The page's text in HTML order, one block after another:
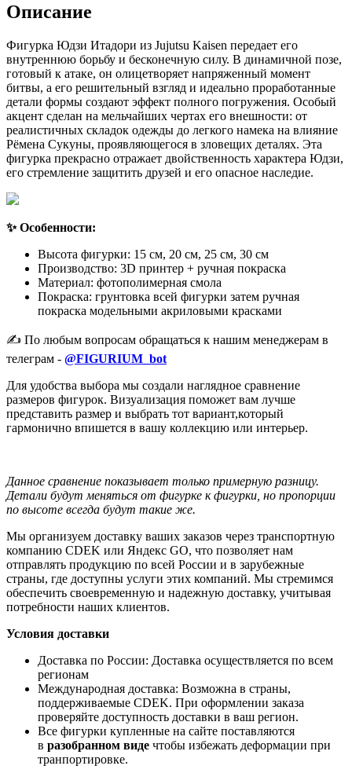
Описание
Фигурка Юдзи Итадори из Jujutsu Kaisen передает его
внутреннюю борьбу и бесконечную силу. В динамичной позе,
готовый к атаке, он олицетворяет напряженный момент
битвы, а его решительный взгляд и идеально проработанные
детали формы создают эффект полного погружения. Особый
акцент сделан на мельчайших чертах его внешности: от
реалистичных складок одежды до легкого намека на влияние
Рёмена Сукуны, проявляющегося в зловещих деталях. Эта
фигурка прекрасно отражает двойственность характера Юдзи,
его стремление защитить друзей и его опасное наследие.
✨ Особенности:
Высота фигурки: 15 см, 20 см, 25 см, 30 см
Производство: 3D принтер + ручная покраска
Материал: фотополимерная смола
Покраска: грунтовка всей фигурки затем ручная
покраска модельными акриловыми красками
✍️ По любым вопросам обращаться к нашим менеджерам в
телеграм - @FIGURIUM_bot
Для удобства выбора мы создали наглядное сравнение
размеров фигурок. Визуализация поможет вам лучше
представить размер и выбрать тот вариант,который
гармонично впишется в вашу коллекцию или интерьер.
Данное сравнение показывает только примерную разницу.
Детали будут меняться от фигурке к фигурки, но пропорции
по высоте всегда будут такие же.
Мы организуем доставку ваших заказов через транспортную
компанию CDEK или Яндекс GO, что позволяет нам
отправлять продукцию по всей России и в зарубежные
страны, где доступны услуги этих компаний. Мы стремимся
обеспечить своевременную и надежную доставку, учитывая
потребности наших клиентов.
Условия доставки
Доставка по России: Доставка осуществляется по всем
регионам
Международная доставка: Возможна в страны,
поддерживаемые CDEK. При оформлении заказа
проверяйте доступность доставки в ваш регион.
Все фигурки купленные на сайте поставляются
в разобранном виде чтобы избежать деформации при
транпортировке.